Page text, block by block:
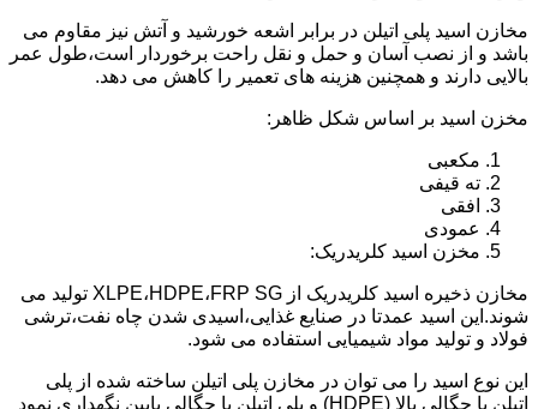
مخازن اسید پلی اتیلن در برابر اشعه خورشید و آتش نیز مقاوم می
باشد و از نصب آسان و حمل و نقل راحت برخوردار است،طول عمر
بالایی دارند و همچنین هزینه های تعمیر را کاهش می دهد.
مخزن اسید بر اساس شکل ظاهر:
مکعبی
ته قیفی
افقی
عمودی
مخزن اسید کلریدریک:
مخازن ذخیره اسید کلریدریک از XLPE،HDPE،FRP SG تولید می
شوند.این اسید عمدتا در صنایع غذایی،اسیدی شدن چاه نفت،ترشی
فولاد و تولید مواد شیمیایی استفاده می شود.
این نوع اسید را می توان در مخازن پلی اتیلن ساخته شده از پلی
اتیلن با چگالی بالا (HDPE) و پلی اتیلن با چگالی پایین نگهداری نمود